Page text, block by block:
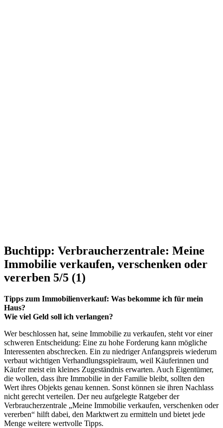
Buchtipp: Verbraucherzentrale: Meine
Immobilie verkaufen, verschenken oder
vererben 5/5 (1)
Tipps zum Immobilienverkauf: Was bekomme ich für mein
Haus?
Wie viel Geld soll ich verlangen?
Wer beschlossen hat, seine Immobilie zu verkaufen, steht vor einer
schweren Entscheidung: Eine zu hohe Forderung kann mögliche
Interessenten abschrecken. Ein zu niedriger Anfangspreis wiederum
verbaut wichtigen Verhandlungsspielraum, weil Käuferinnen und
Käufer meist ein kleines Zugeständnis erwarten. Auch Eigentümer,
die wollen, dass ihre Immobilie in der Familie bleibt, sollten den
Wert ihres Objekts genau kennen. Sonst können sie ihren Nachlass
nicht gerecht verteilen. Der neu aufgelegte Ratgeber der
Verbraucherzentrale „Meine Immobilie verkaufen, verschenken oder
vererben“ hilft dabei, den Marktwert zu ermitteln und bietet jede
Menge weitere wertvolle Tipps.